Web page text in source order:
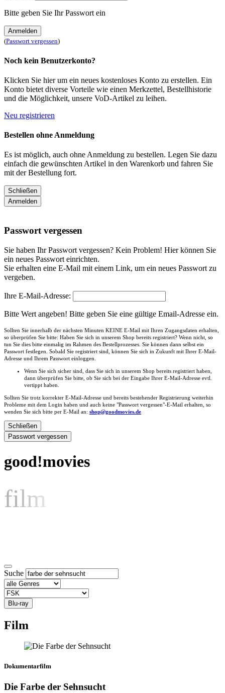
Bitte geben Sie Ihr Passwort ein
Anmelden
(Passwort vergessen)
Noch kein Benutzerkonto?
Klicken Sie hier um ein neues kostenloses Konto zu erstellen. Ein
Konto bietet diverse Vorteile wie einen Merkzettel, Bestellhistorie
und die Möglichkeit, unsere VoD-Artikel zu leihen.
Neu registrieren
Bestellen ohne Anmeldung
Es ist möglich, auch ohne Anmeldung zu bestellen. Legen Sie dazu
einfach die gewünschten Artikel in den Warenkorb und fahren Sie
mit der Bestellung fort.
Schließen
Anmelden
Passwort vergessen
Sie haben Ihr Passwort vergessen? Kein Problem! Hier können Sie
ein neues Passwort einrichten.
Sie erhalten eine E-Mail mit einem Link, um ein neues Passwort zu
vergeben.
Ihre E-Mail-Adresse:
Bitte Wert angeben! Bitte geben Sie eine gültige Email-Adresse ein.
Sollten Sie innerhalb der nächsten Minuten KEINE E-Mail mit Ihren Zugangsdaten erhalten,
so überprüfen Sie bitte: Haben Sie sich in unserem Shop bereits registriert? Wenn nicht, so
tun Sie dies bitte einmalig im Rahmen des Bestellprozesses. Sie können dann selbst ein
Passwort festlegen. Sobald Sie registriert sind, können Sie sich in Zukunft mit Ihrer E-Mail-
Adresse und Ihrem Passwort einloggen.
Wenn Sie sich sicher sind, dass Sie sich in unserem Shop bereits registriert haben,
dann überprüfen Sie bitte, ob Sie sich bei der Eingabe Ihrer E-Mail-Adresse evtl.
vertippt haben.
Sollten Sie trotz korrekter E-Mail-Adresse und bereits bestehender Registrierung weiterhin
Probleme mit dem Login haben und auch keine "Passwort vergessen"-E-Mail erhalten, so
wenden Sie sich bitte per E-Mail an: shop@goodmovies.de
Schließen
Passwort vergessen
good!movies
film
Suche
Blu-ray
Film
Dokumentarfilm
Die Farbe der Sehnsucht